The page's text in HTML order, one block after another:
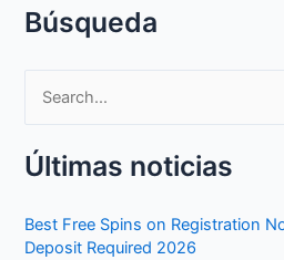
Búsqueda
a
c
Últimas noticias
Best Free Spins on Registration
Deposit Required 2026